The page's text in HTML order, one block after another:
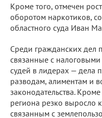
Кроме того, отмечен
оборотом наркотиков,
областного суда Иван
Среди гражданских дел
связанные с
судей в лидерах — дела
разводам, алиментам и
законодательства.
региона резко выросло
связанным с